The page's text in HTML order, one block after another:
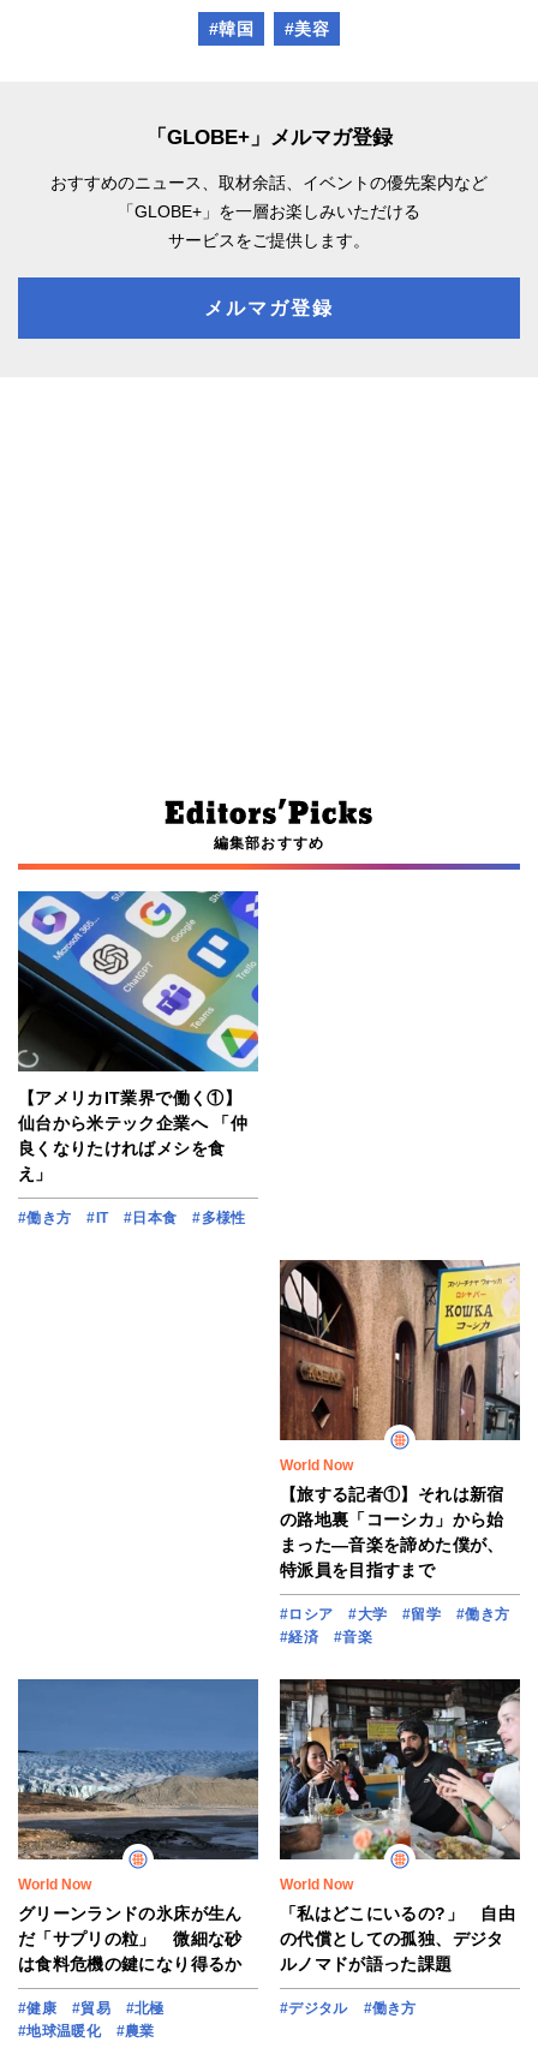
#韓国 #美容
「GLOBE+」メルマガ登録
おすすめのニュース、取材余話、 イベントの優先案内など
「GLOBE+」を一層お楽しみいただける
サービスをご提供します。
メルマガ登録
編集部おすすめ
【アメリカIT業界で働く①】
仙台から米テック企業へ 「仲
良くなりたければメシを食
え」
#働き方 #IT #日本食 #多様性
World Now
【旅する記者①】それは新宿
の路地裏「コーシカ」から始
まった―音楽を諦めた僕が、
特派員を目指すまで
#ロシア #大学 #留学
#働き方
#経済
#音楽
World Now
グリーンランドの氷床が生ん
だ「サプリの粒」 微細な砂
は食料危機の鍵になり得るか
#健康 #貿易
#北極
#地球温暖化
#農業
World Now
「私はどこにいるの?」 自由
の代償としての孤独、デジタ
ルノマドが語った課題
#デジタル #働き方